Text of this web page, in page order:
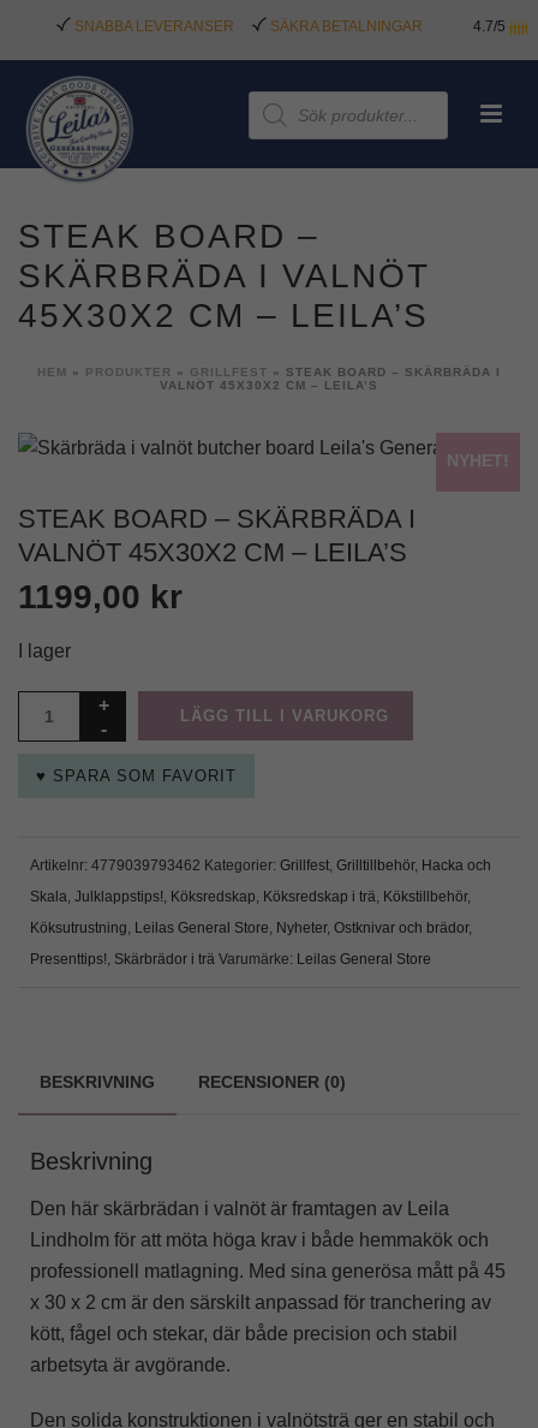
SNABBA LEVERANSER SÄKRA BETALNINGAR 4.7/5
Produktsökning
STEAK BOARD –
SKÄRBRÄDA I VALNÖT
45X30X2 CM – LEILA’S
HEM » PRODUKTER » GRILLFEST » STEAK BOARD – SKÄRBRÄDA I
VALNÖT 45X30X2 CM – LEILA’S
NYHET!
STEAK BOARD – SKÄRBRÄDA I
VALNÖT 45X30X2 CM – LEILA’S
1199,00 kr
I lager
LÄGG TILL I VARUKORG
♥ SPARA SOM FAVORIT
Artikelnr: 4779039793462 Kategorier: Grillfest, Grilltillbehör, Hacka och
Skala, Julklappstips!, Köksredskap, Köksredskap i trä, Kökstillbehör,
Köksutrustning, Leilas General Store, Nyheter, Ostknivar och brädor,
Presenttips!, Skärbrädor i trä Varumärke: Leilas General Store
BESKRIVNING RECENSIONER (0)
Beskrivning
Den här skärbrädan i valnöt är framtagen av Leila
Lindholm för att möta höga krav i både hemmakök och
professionell matlagning. Med sina generösa mått på 45
x 30 x 2 cm är den särskilt anpassad för tranchering av
kött, fågel och stekar, där både precision och stabil
arbetsyta är avgörande.
Den solida konstruktionen i valnötsträ ger en stabil och